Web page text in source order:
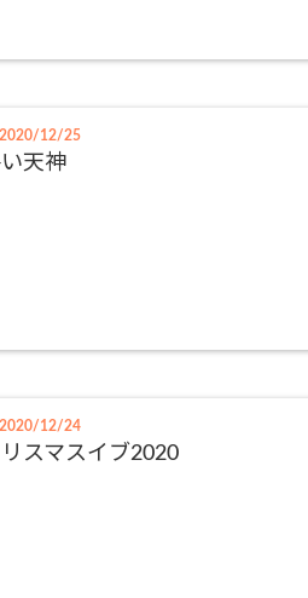
12/25
天神
12/24
スマスイブ2020